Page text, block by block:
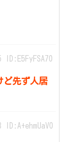
ど先ず人居